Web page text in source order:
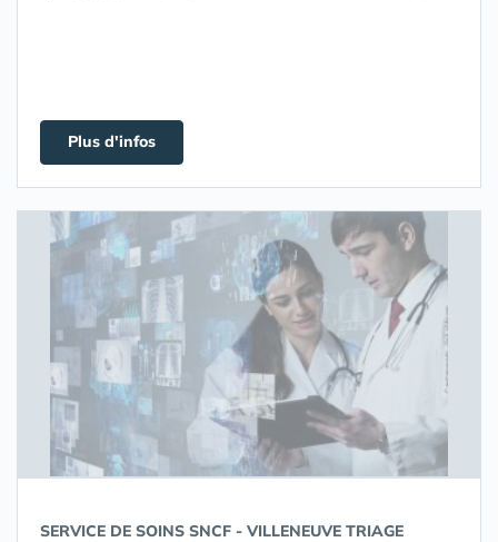
Plus d'infos
SERVICE DE SOINS SNCF - VILLENEUVE TRIAGE